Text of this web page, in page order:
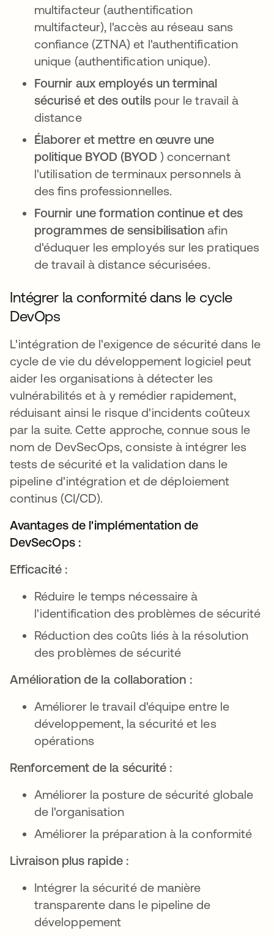
multifacteur (authentification
multifacteur), l'accès au réseau sans
confiance (ZTNA) et l'authentification
unique (authentification unique).
Fournir aux employés un terminal
sécurisé et des outilspour le travail à
distance
Élaborer et mettre en œuvre une
politique BYOD (BYOD ) concernant
l'utilisation de terminaux personnels à
des fins professionnelles.
Fournir une formation continue et des
programmes de sensibilisation afin
d'éduquer les employés sur les pratiques
de travail à distance sécurisées.
Intégrer la conformité dans le cycle
DevOps
L'intégration de l'exigence de sécurité dans le
cycle de vie du développement logiciel peut
aider les organisations à détecter les
vulnérabilités et à y remédier rapidement,
réduisant ainsi le risque d'incidents coûteux
par la suite. Cette approche, connue sous le
nom de DevSecOps, consiste à intégrer les
tests de sécurité et la validation dans le
pipeline d'intégration et de déploiement
continus (CI/CD).
Avantages de l'implémentation de
DevSecOps :
Efficacité :
Réduire le temps nécessaire à
l'identification des problèmes de sécurité
Réduction des coûts liés à la résolution
des problèmes de sécurité
Amélioration de la collaboration :
Améliorer le travail d'équipe entre le
développement, la sécurité et les
opérations
Renforcement de la sécurité :
Améliorer la posture de sécurité globale
de l'organisation
Améliorer la préparation à la conformité
Livraison plus rapide :
Intégrer la sécurité de manière
transparente dans le pipeline de
développement